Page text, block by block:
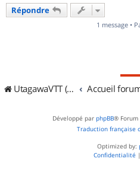
Répondre
1 message •
UtagawaVTT (Randos VTT et VTTAE avec traces GPS) Accueil
Développé par phpBB® Forum
Traduction française
Optimized by:
Confidentialité |